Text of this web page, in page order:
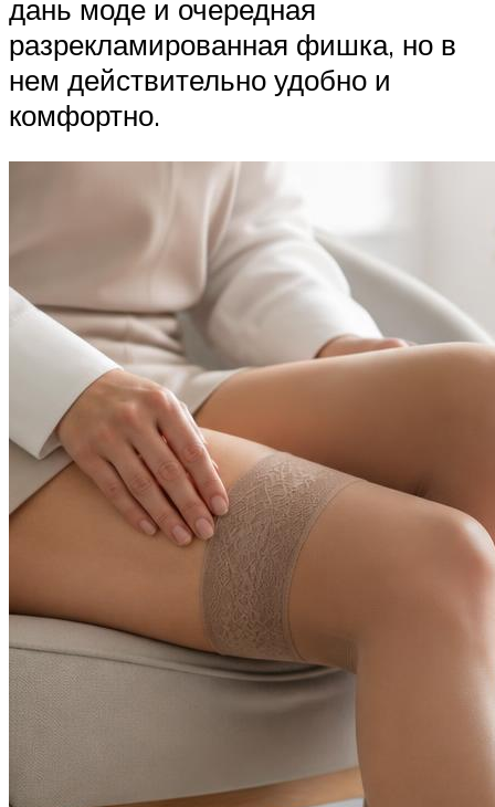
дань моде и очередная
разрекламированная фишка, но в
нем действительно удобно и
комфортно.